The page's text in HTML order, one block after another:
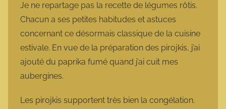
Je ne repartage pas la recette de légumes rôtis.
Chacun a ses petites habitudes et astuces
concernant ce désormais classique de la cuisine
estivale. En vue de la préparation des pirojkis, j’ai
ajouté du paprika fumé quand j’ai cuit mes
aubergines.
Les pirojkis supportent très bien la congélation.